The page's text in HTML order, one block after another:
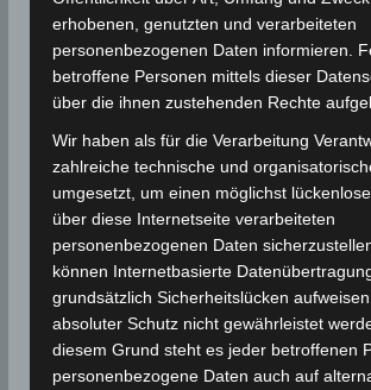
erhobenen, genutzten und verarbeiteten
personenbezogenen Daten informieren.
betroffene Personen mittels dieser
über die ihnen zustehenden Rechte
Wir haben als für die Verarbeitung
zahlreiche technische und
umgesetzt, um einen möglichst
über diese Internetseite verarbeiteten
personenbezogenen Daten
können Internetbasierte
grundsätzlich Sicherheitslücken
absoluter Schutz nicht gewährleistet
diesem Grund steht es jeder betroffenen
personenbezogene Daten auch auf